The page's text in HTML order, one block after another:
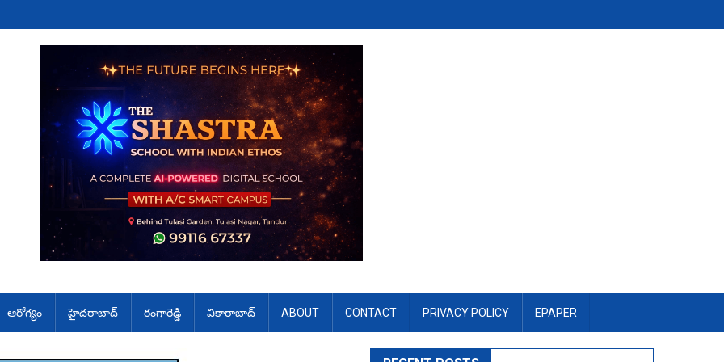
ఆరోగ్యం హైదరాబాద్ రంగారెడ్డి వికారాబాద్ ABOUT CONTACT PRIVACY POLICY EPAPER